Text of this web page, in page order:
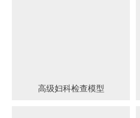
高级妇科检查模型